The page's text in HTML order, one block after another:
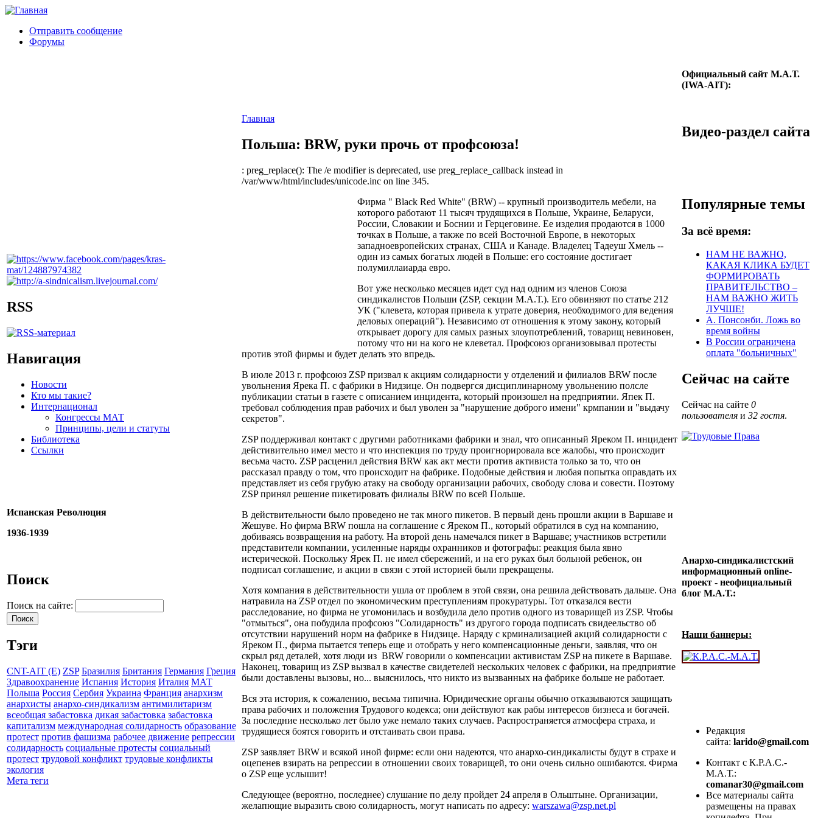
Отправить сообщение
Форумы
RSS
Навигация
Новости
Кто мы такие?
Интернационал
Конгрессы МАТ
Принципы, цели и статуты
Библиотека
Ссылки
Испанская Революция
1936-1939
Поиск
Поиск на сайте:
Тэги
CNT-AIT (E) ZSP Бразилия Британия Германия Греция
Здравоохранение Испания История Италия МАТ
Польша Россия Сербия Украина Франция анархизм
анархисты анархо-синдикализм антимилитаризм
всеобщая забастовка дикая забастовка забастовка
капитализм международная солидарность образование
протест против фашизма рабочее движение репрессии
солидарность социальные протесты социальный
протест трудовой конфликт трудовые конфликты
экология
Мета теги
Главная
Польша: BRW, руки прочь от профсоюза!
: preg_replace(): The /e modifier is deprecated, use preg_replace_callback instead in
/var/www/html/includes/unicode.inc on line 345.
Фирма " Black Red White" (BRW) -- крупный производитель мебели, на
которого работают 11 тысяч трудящихся в Польше, Украине, Беларуси,
России, Словакии и Боснии и Герцеговине. Ее изделия продаются в 1000
точках в Польше, а также по всей Восточной Европе, в некоторых
западноевропейских странах, США и Канаде. Владелец Тадеуш Хмель --
один из самых богатых людей в Польше: его состояние достигает
полумиллаиарда евро.
Вот уже несколько месяцев идет суд над одним из членов Союза
синдикалистов Польши (ZSP, секции М.А.Т.). Его обвиняют по статье 212
УК ("клевета, которая привела к утрате доверия, необходимого для ведения
деловых операций"). Независимо от отношения к этому закону, который
открывает дорогу для самых разных злоупотреблений, товарищ невиновен,
потому что ни на кого не клеветал. Профсоюз организовывал протесты
против этой фирмы и будет делать это впредь.
В июле 2013 г. профсоюз ZSP призвал к акциям солидарности у отделений и филиалов BRW после
увольнения Ярека П. с фабрики в Нидзице. Он подвергся дисциплинарному увольнению полсле
публикации статьи в газете с описанием инцидента, который произошел на предприятии. Япек П.
требовал соблюдения прав рабочих и был уволен за "нарушение доброго имени" крмпании и "выдачу
секретов".
ZSP поддерживал контакт с другими работниками фабрики и знал, что описанный Яреком П. инцидент
дейстивительно имел место и что инспекция по труду проигнорировала все жалобы, что происходит
весьма часто. ZSP расценил действия BRW как акт мести против активиста только за то, что он
рассказал правду о том, что происходит на фабрике. Подобные действия и любая попытка оправдать их
представляет из себя грубую атаку на свободу организации рабочих, свободу слова и совести. Поэтому
ZSP принял решение пикетировать филиалы BRW по всей Польше.
В действительности было проведено не так много пикетов. В первый день прошли акции в Варшаве и
Жешуве. Но фирма BRW пошла на соглашение с Яреком П., который обратился в суд на компанию,
добиваясь возвращения на работу. На второй день намечался пикет в Варшаве; участников встретили
представители компании, усиленные наряды охранников и фотографы: реакция была явно
истерической. Поскольку Ярек П. не имел сбережений, и на его руках был больной ребенок, он
подписал соглашение, и акции в связи с этой историей были прекращены.
Хотя компания в действительности ушла от проблем в этой связи, она решила действовать дальше. Она
натравила на ZSP отдел по экономическим преступлениям прокуратуры. Тот отказался вести
расследование, но фирма не угомонилась и возбудила дело против одного из товарищей из ZSP. Чтобы
"отмыться", она побудила профсоюз "Солидарность" из другого города подписать свидеельство об
отсутствии нарушений норм на фабрике в Нидзице. Наряду с крминализацией акций солидарности с
Яреком П., фирма пытается теперь еще и отобрать у него компенсационные деньги, заявляя, что он
скрыл ряд деталей, хотя люди из BRW говорили о компенсации активистам ZSP на пикете в Варшаве.
Наконец, товарищ из ZSP вызвал в качестве свидетелей нескольких человек с фабрики, на предприятие
были доставлены вызовы, но... выяснилось, что никто из вызванных на фабрике больше не работает.
Вся эта история, к сожалению, весьма типична. Юридические органы обычно отказываются защищать
права рабочих и положения Трудового кодекса; они действуют как рабы интересов бизнеса и богачей.
За последние несколько лет было уже немало таких случаев. Распространяется атмосфера страха, и
трудящиеся боятся говорить и отстаивать свои права.
ZSP заявляет BRW и всякой иной фирме: если они надеются, что анархо-синдикалисты будут в страхе и
оцепенев взирать на репрессии в отношении своих товарищей, то они очень сильно ошибаются. Фирма
о ZSP еще услышит!
Следующее (вероятно, последнее) слушание по делу пройдет 24 апреля в Ольштыне. Организации,
желапющие выразить свою солидарность, могут написать по адресу: warszawa@zsp.net.pl
Официальный сайт М.А.Т.
(IWA-AIT):
Видео-раздел сайта
Популярные темы
За всё время:
НАМ НЕ ВАЖНО,
КАКАЯ КЛИКА БУДЕТ
ФОРМИРОВАТЬ
ПРАВИТЕЛЬСТВО –
НАМ ВАЖНО ЖИТЬ
ЛУЧШЕ!
А. Понсонби. Ложь во
время войны
В России ограничена
оплата "больничных"
Сейчас на сайте
Сейчас на сайте 0
пользователя и 32 гостя.
Анархо-синдикалистский
информационный online-
проект - неофициальный
блог М.А.Т.:
Наши баннеры:
Редакция
сайта: larido@gmail.com
Контакт с К.Р.А.С.-
М.А.Т.:
comanar30@gmail.com
Все материалы сайта
размещены на правах